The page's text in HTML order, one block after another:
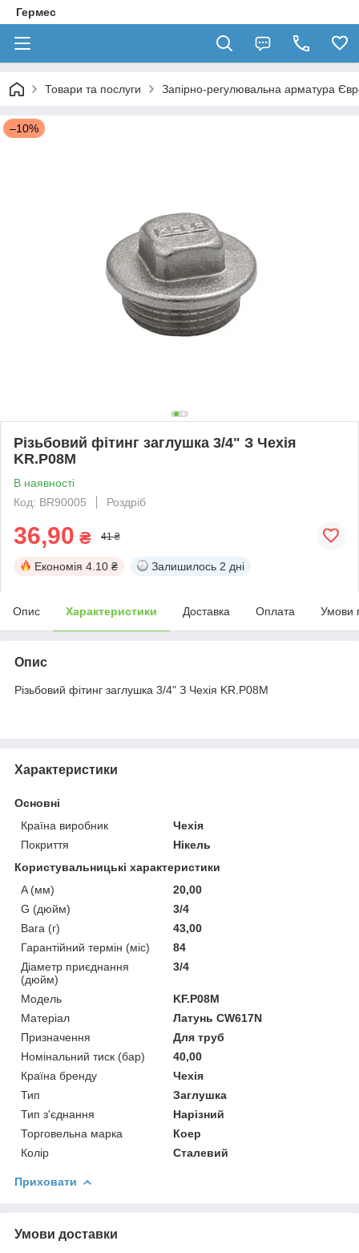
Гермес
Товари та послуги Запірно-регулювальна арматура
–10%
Різьбовий фітинг заглушка 3/4" З Чехія
KR.P08M
В наявності
Код: BR90005
Роздріб
36,90 ₴ 41 ₴
Економія 4.10 ₴ Залишилось 2 дні
Опис Характеристики Доставка Оплата Умови
Опис
Різьбовий фітинг заглушка 3/4" З Чехія KR.P08M
Характеристики
Основні
Країна виробник
Чехія
Покриття
Нікель
Користувальницькі характеристики
A (мм)
20,00
G (дюйм)
3/4
Вага (г)
43,00
Гарантійний термін (міс)
84
Діаметр приєднання
(дюйм)
3/4
Мoдель
KF.P08M
Матеріал
Латунь CW617N
Призначення
Для труб
Номінальний тиск (бар)
40,00
Країна бренду
Чехія
Тип
Заглушка
Тип з'єднання
Нарізний
Торговельна марка
Коеp
Колір
Сталевий
Приховати
Умови доставки